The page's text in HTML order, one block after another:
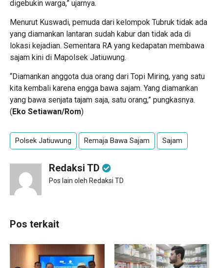
digebukin warga,” ujarnya.
Menurut Kuswadi, pemuda dari kelompok Tubruk tidak ada
yang diamankan lantaran sudah kabur dan tidak ada di
lokasi kejadian. Sementara RA yang kedapatan membawa
sajam kini di Mapolsek Jatiuwung.
“Diamankan anggota dua orang dari Topi Miring, yang satu
kita kembali karena engga bawa sajam. Yang diamankan
yang bawa senjata tajam saja, satu orang,” pungkasnya.
(Eko Setiawan/Rom)
Polsek Jatiuwung Remaja Bawa Sajam Sajam
Redaksi TD
Pos lain oleh Redaksi TD
Pos terkait